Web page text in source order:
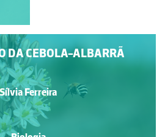
DA CEBOLA-ALBARRÃ
Sílvia Ferreira